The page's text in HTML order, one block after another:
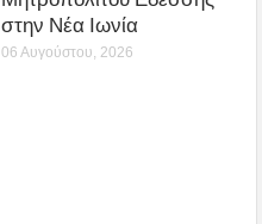
στην Νέα Ιωνία
06 Αυγούστου, 2026